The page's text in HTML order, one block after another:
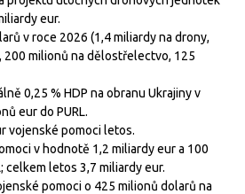
eur.
v roce 2026 (1,4 miliardy na drony,
200 milionů na dělostřelectvo, 125
0,25 % HDP na obranu Ukrajiny v
eur do PURL.
vojenské pomoci letos.
v hodnotě 1,2 miliardy eur a 100
celkem letos 3,7 miliardy eur.
pomoci o 425 milionů dolarů na